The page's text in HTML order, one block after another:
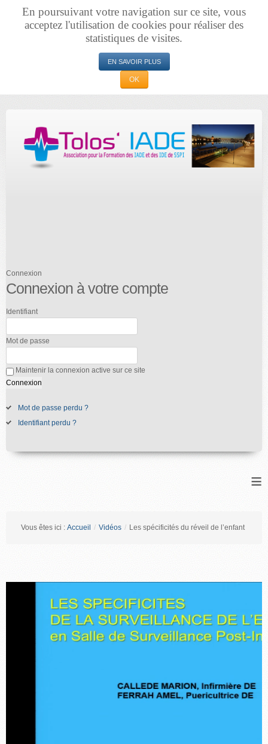
En poursuivant votre navigation sur ce site, vous
acceptez l'utilisation de cookies pour réaliser des
statistiques de visites.
EN SAVOIR PLUS
OK
Connexion
Connexion à votre compte
Identifiant
Mot de passe
Maintenir la connexion active sur ce site
Mot de passe perdu ?
Identifiant perdu ?
≡
Vous êtes ici : Accueil / Vidéos / Les spécificités du réveil de l’enfant